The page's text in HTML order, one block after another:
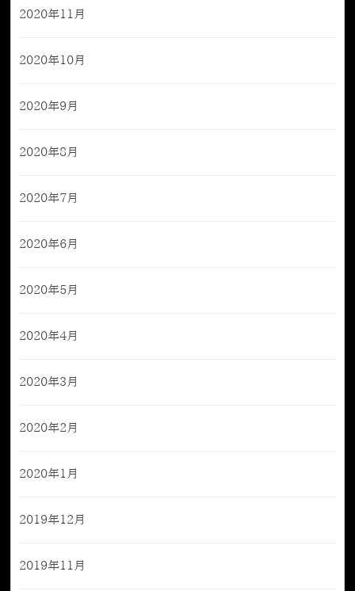
2020年11月
2020年10月
2020年9月
2020年8月
2020年7月
2020年6月
2020年5月
2020年4月
2020年3月
2020年2月
2020年1月
2019年12月
2019年11月